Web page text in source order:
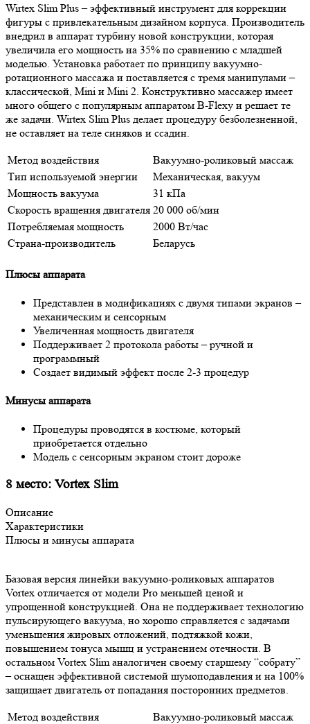
Wirtex Slim Plus – эффективный инструмент для коррекции
фигуры с привлекательным дизайном корпуса. Производитель
внедрил в аппарат турбину новой конструкции, которая
увеличила его мощность на 35% по сравнению с младшей
моделью. Установка работает по принципу вакуумно-
ротационного массажа и поставляется с тремя манипулами –
классической, Mini и Mini 2. Конструктивно массажер имеет
много общего с популярным аппаратом B-Flexy и решает те
же задачи. Wirtex Slim Plus делает процедуру безболезненной,
не оставляет на теле синяков и ссадин.
Метод воздействия
Вакуумно-роликовый массаж
Тип используемой энергии
Механическая, вакуум
Мощность вакуума
31 кПа
Скорость вращения двигателя 20 000 об/мин
Потребляемая мощность
2000 Вт/час
Страна-производитель
Беларусь
Плюсы аппарата
Представлен в модификациях с двумя типами экранов –
механическим и сенсорным
Увеличенная мощность двигателя
Поддерживает 2 протокола работы – ручной и
программный
Создает видимый эффект после 2-3 процедур
Минусы аппарата
Процедуры проводятся в костюме, который
приобретается отдельно
Модель с сенсорным экраном стоит дороже
8 место: Vortex Slim
Описание
Характеристики
Плюсы и минусы аппарата
Базовая версия линейки вакуумно-роликовых аппаратов
Vortex отличается от модели Pro меньшей ценой и
упрощенной конструкцией. Она не поддерживает технологию
пульсирующего вакуума, но хорошо справляется с задачами
уменьшения жировых отложений, подтяжкой кожи,
повышением тонуса мышц и устранением отечности. В
остальном Vortex Slim аналогичен своему старшему “собрату”
– оснащен эффективной системой шумоподавления и на 100%
защищает двигатель от попадания посторонних предметов.
Метод воздействия
Вакуумно-роликовый массаж